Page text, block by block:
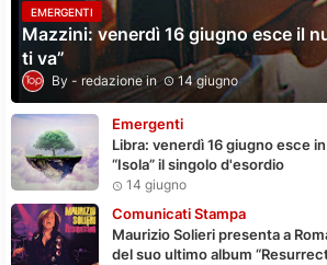
EMERGENTI
Mazzini: venerdì 16 giugno esce il
ti va”
redazione 14 giugno
Emergenti
Libra: venerdì 16 giugno esce
“Isola” il singolo d'esordio
14 giugno
Comunicati Stampa
Maurizio Solieri presenta a
del suo ultimo album